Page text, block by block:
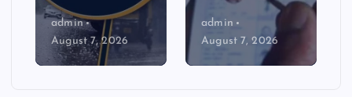
admin
August 7, 2026
admin
August 7, 2026